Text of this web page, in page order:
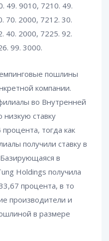
49. 9010, 7210. 49.
70. 2000, 7212. 30.
40. 2000, 7225. 92.
99. 3000.
пошлины
компании.
во Внутренней
ставку
тогда как
получили ставку в
в
Holdings получила
процента, в то
производители и
в размере